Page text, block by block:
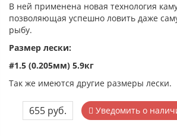
В ней применена новая технология
позволяющая успешно ловить даже
рыбу.
Размер лески:
#1.5 (0.205мм) 5.9кг
Так же имеются другие размеры лески.
655 руб. Уведомить о